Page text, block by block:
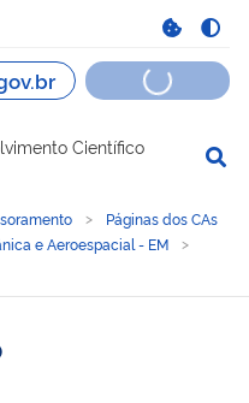
Científico
Páginas dos CAs
e Aeroespacial - EM